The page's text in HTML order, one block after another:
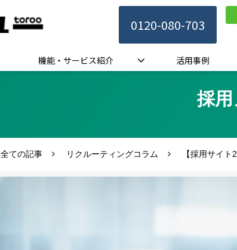
0120-080-703
機能・サービス紹介 活用事例
採
全ての記事 リクルーティングコラム 【採用サイ